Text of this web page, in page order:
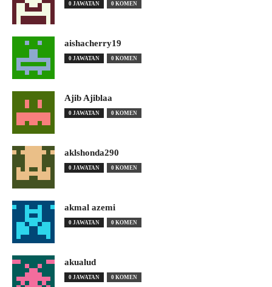
0 JAWATAN 0 KOMEN
aishacherry19
0 JAWATAN 0 KOMEN
Ajib Ajiblaa
0 JAWATAN 0 KOMEN
aklshonda290
0 JAWATAN 0 KOMEN
akmal azemi
0 JAWATAN 0 KOMEN
akualud
0 JAWATAN 0 KOMEN